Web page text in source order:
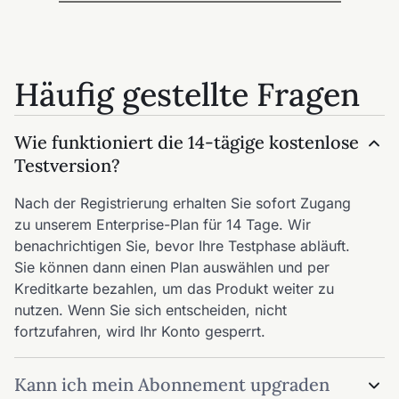
Häufig gestellte Fragen
Wie funktioniert die 14-tägige kostenlose
Testversion?
Nach der Registrierung erhalten Sie sofort Zugang
zu unserem Enterprise-Plan für 14 Tage. Wir
benachrichtigen Sie, bevor Ihre Testphase abläuft.
Sie können dann einen Plan auswählen und per
Kreditkarte bezahlen, um das Produkt weiter zu
nutzen. Wenn Sie sich entscheiden, nicht
fortzufahren, wird Ihr Konto gesperrt.
Kann ich mein Abonnement upgraden